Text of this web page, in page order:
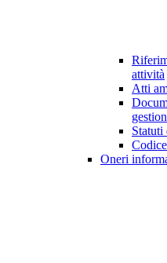
attività
Atti
Statuti
Oneri